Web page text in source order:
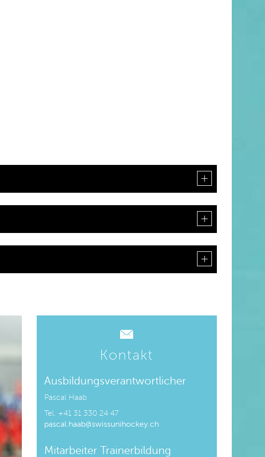
Kontakt
Ausbildungsverantwortlicher
Pascal Haab
Tel. +41 31 330 24 47
pascal.haab@swissunihockey.ch
Mitarbeiter Trainerbildung